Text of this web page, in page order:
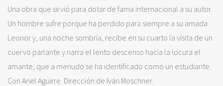
Una obra que sirvió para dotar de fama internacional a su autor.
Un hombre sufre porque ha perdido para siempre a su amada
Leonor y, una noche sombría, recibe en su cuarto la visita de un
cuervo parlante y narra el lento descenso hacia la locura el
amante, que a menudo se ha identificado como un estudiante.​​
Con Ariel Aguirre. Dirección de Iván Moschner.